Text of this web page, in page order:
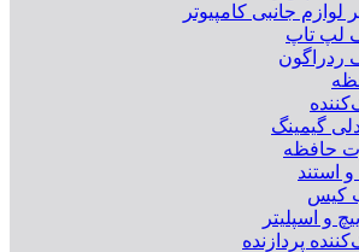
لوازم جانبی کامپیوتر
لپ تاپ
ردراگون
گیمینگ
حافظه
و استند
کیس
و اسپلیتر
پردازنده